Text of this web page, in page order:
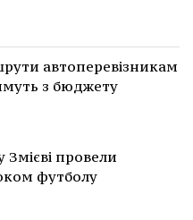
автоперевізникам
з бюджету
Змієві провели
футболу